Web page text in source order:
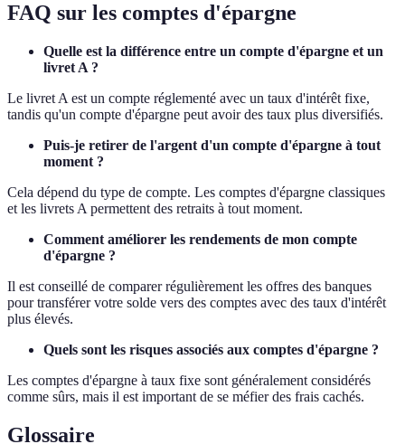
FAQ sur les comptes d'épargne
Quelle est la différence entre un compte d'épargne et un
livret A ?
Le livret A est un compte réglementé avec un taux d'intérêt fixe,
tandis qu'un compte d'épargne peut avoir des taux plus diversifiés.
Puis-je retirer de l'argent d'un compte d'épargne à tout
moment ?
Cela dépend du type de compte. Les comptes d'épargne classiques
et les livrets A permettent des retraits à tout moment.
Comment améliorer les rendements de mon compte
d'épargne ?
Il est conseillé de comparer régulièrement les offres des banques
pour transférer votre solde vers des comptes avec des taux d'intérêt
plus élevés.
Quels sont les risques associés aux comptes d'épargne ?
Les comptes d'épargne à taux fixe sont généralement considérés
comme sûrs, mais il est important de se méfier des frais cachés.
Glossaire